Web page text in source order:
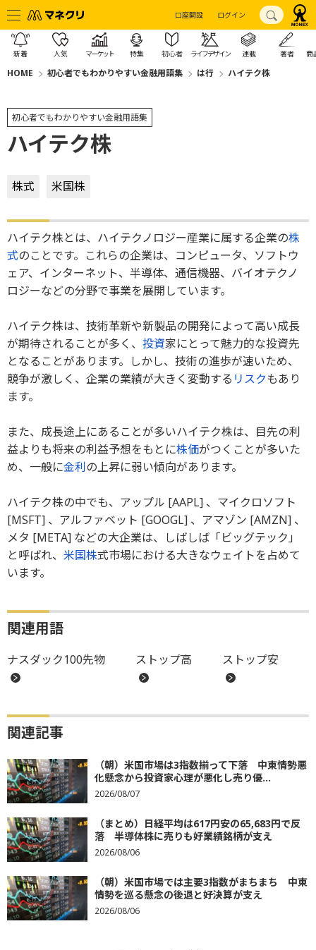
口座開設 ログイン
新着 人気 マーケット 特集 初心者 ライフデザイン 連載 著者 商
HOME 初心者でもわかりやすい金融用語集 は行 ハイテク株
初心者でもわかりやすい金融用語集
ハイテク株
株式 米国株
ハイテク株とは、ハイテクノロジー産業に属する企業の株
式のことです。これらの企業は、コンピュータ、ソフトウ
ェア、インターネット、半導体、通信機器、バイオテクノ
ロジーなどの分野で事業を展開しています。
ハイテク株は、技術革新や新製品の開発によって高い成長
が期待されることが多く、 投資家にとって魅力的な投資先
となることがあります。しかし、技術の進歩が速いため、
競争が激しく、企業の業績が大きく変動する リスクもあり
ます。
また、成長途上にあることが多いハイテク株は、目先の利
益よりも将来の利益予想をもとに株価がつくことが多いた
め、一般に金利の上昇に弱い傾向があります。
ハイテク株の中でも、アップル [AAPL] 、マイクロソフト
[MSFT] 、アルファベット [GOOGL] 、アマゾン [AMZN] 、
メタ [META] などの大企業は、しばしば「ビッグテック」
と呼ばれ、 米国株式市場における大きなウェイトを占めて
います。
関連用語
ナスダック100先物 ストップ高 ストップ安
関連記事
（朝）米国市場は3指数揃って下落 中東情勢悪
化懸念から投資家心理が悪化し売り優...
2026/08/07
（まとめ）日経平均は617円安の65,683円で反
落 半導体株に売りも好業績銘柄が支え
2026/08/06
（朝）米国市場では主要3指数がまちまち 中東
情勢を巡る懸念の後退と好決算が支え
2026/08/06